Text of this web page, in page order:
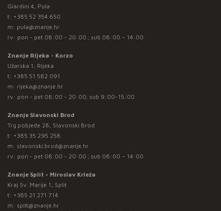
Giardini 4, Pula
t: +385 52 354 650
m: pula@znanje.hr
rv: pon - pet 08:00 - 20:00 ; sub 08:00 – 14:00
Znanje Rijeka - Korzo
Užarska 1, Rijeka
t: +385 51 582 091
m: rijeka@znanje.hr
rv: pon - pet 08:00 - 20:00; sub 9:00-15:00
Znanje Slavonski Brod
Trg pobjede 28, Slavonski Brod
t: +385 35 295 258
m: slavonski.brod@znanje.hr
rv: pon - pet 08:00 - 20:00 ; sub 08:00 – 14:00
Znanje Split - Miroslav Krleža
Kraj Sv. Marije 1, Split
t: +385 21 271 714
m: split@znanje.hr